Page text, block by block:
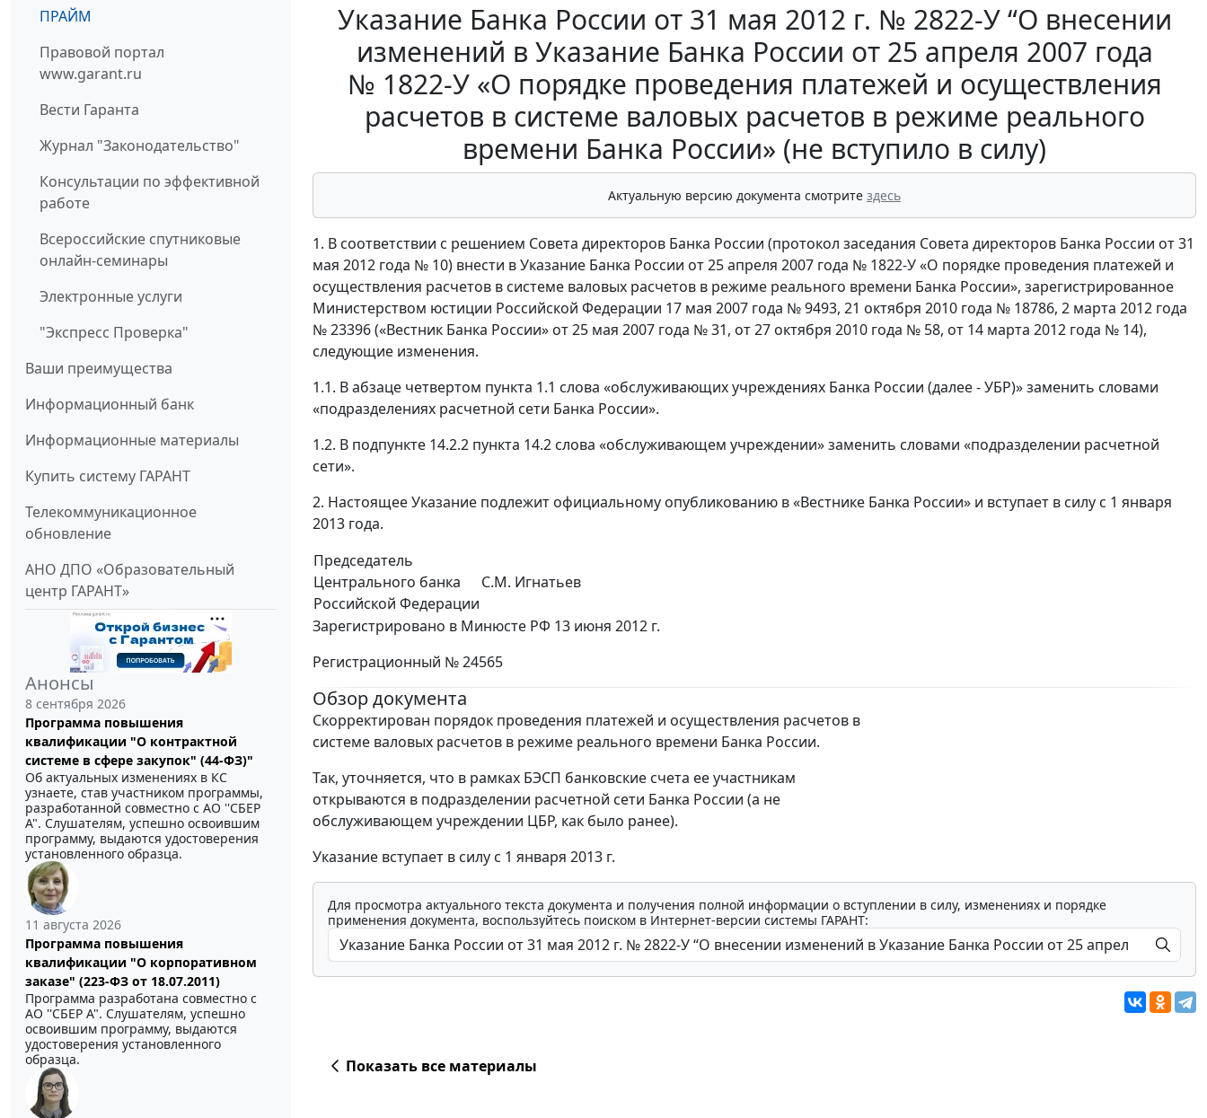
ПРАЙМ
Правовой портал
www.garant.ru
Вести Гаранта
Журнал "Законодательство"
Консультации по эффективной
работе
Всероссийские спутниковые
онлайн-семинары
Электронные услуги
"Экспресс Проверка"
Ваши преимущества
Информационный банк
Информационные материалы
Купить систему ГАРАНТ
Телекоммуникационное
обновление
АНО ДПО «Образовательный
центр ГАРАНТ»
Анонсы
8 сентября 2026
Программа повышения
квалификации "О контрактной
системе в сфере закупок" (44-ФЗ)"
Об актуальных изменениях в КС
узнаете, став участником программы,
разработанной совместно с АО ''СБЕР
А". Слушателям, успешно освоившим
программу, выдаются удостоверения
установленного образца.
11 августа 2026
Программа повышения
квалификации "О корпоративном
заказе" (223-ФЗ от 18.07.2011)
Программа разработана совместно с
АО ''СБЕР А". Слушателям, успешно
освоившим программу, выдаются
удостоверения установленного
образца.
Указание Банка России от 31 мая 2012 г. № 2822-У “О внесении
изменений в Указание Банка России от 25 апреля 2007 года
№ 1822-У «О порядке проведения платежей и осуществления
расчетов в системе валовых расчетов в режиме реального
времени Банка России» (не вступило в силу)
Актуальную версию документа смотрите здесь
1. В соответствии с решением Совета директоров Банка России (протокол заседания Совета директоров Банка России от 31
мая 2012 года № 10) внести в Указание Банка России от 25 апреля 2007 года № 1822-У «О порядке проведения платежей и
осуществления расчетов в системе валовых расчетов в режиме реального времени Банка России», зарегистрированное
Министерством юстиции Российской Федерации 17 мая 2007 года № 9493, 21 октября 2010 года № 18786, 2 марта 2012 года
№ 23396 («Вестник Банка России» от 25 мая 2007 года № 31, от 27 октября 2010 года № 58, от 14 марта 2012 года № 14),
следующие изменения.
1.1. В абзаце четвертом пункта 1.1 слова «обслуживающих учреждениях Банка России (далее - УБР)» заменить словами
«подразделениях расчетной сети Банка России».
1.2. В подпункте 14.2.2 пункта 14.2 слова «обслуживающем учреждении» заменить словами «подразделении расчетной
сети».
2. Настоящее Указание подлежит официальному опубликованию в «Вестнике Банка России» и вступает в силу с 1 января
2013 года.
Председатель
Центрального банка
Российской Федерации
С.М. Игнатьев
Зарегистрировано в Минюсте РФ 13 июня 2012 г.
Регистрационный № 24565
Обзор документа
Скорректирован порядок проведения платежей и осуществления расчетов в
системе валовых расчетов в режиме реального времени Банка России.
Так, уточняется, что в рамках БЭСП банковские счета ее участникам
открываются в подразделении расчетной сети Банка России (а не
обслуживающем учреждении ЦБР, как было ранее).
Указание вступает в силу с 1 января 2013 г.
Для просмотра актуального текста документа и получения полной информации о вступлении в силу, изменениях и порядке
применения документа, воспользуйтесь поиском в Интернет-версии системы ГАРАНТ:
Показать все материалы